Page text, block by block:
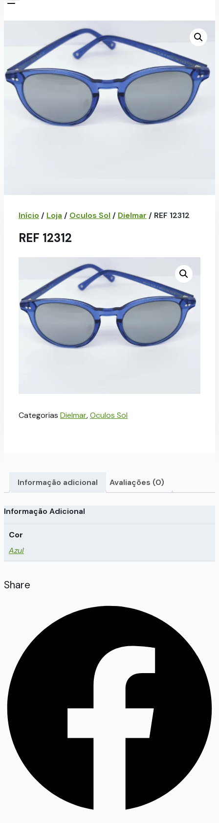
Início / Loja / Oculos Sol / Dielmar / REF 12312
REF 12312
Categorias Dielmar,Oculos Sol
Informação adicional Avaliações (0)
Informação Adicional
Cor
Azul
Share